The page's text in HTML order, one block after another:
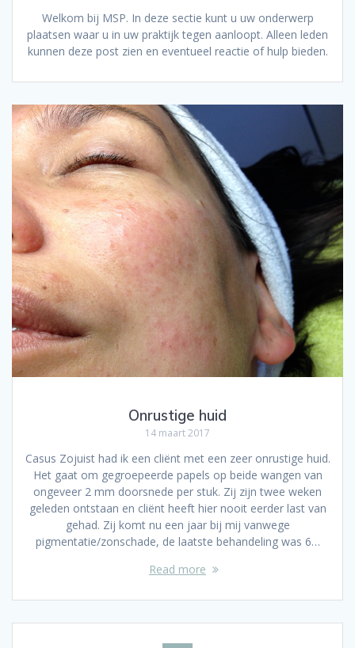
Welkom bij MSP. In deze sectie kunt u uw onderwerp
plaatsen waar u in uw praktijk tegen aanloopt. Alleen leden
kunnen deze post zien en eventueel reactie of hulp bieden.
Onrustige huid
14 maart 2017
Casus Zojuist had ik een cliënt met een zeer onrustige huid.
Het gaat om gegroepeerde papels op beide wangen van
ongeveer 2 mm doorsnede per stuk. Zij zijn twee weken
geleden ontstaan en cliënt heeft hier nooit eerder last van
gehad. Zij komt nu een jaar bij mij vanwege
pigmentatie/zonschade, de laatste behandeling was 6…
Read more